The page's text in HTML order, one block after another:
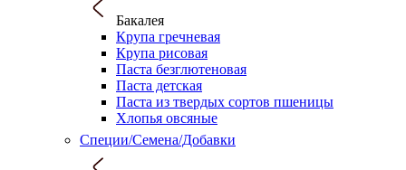
Бакалея
Крупа гречневая
Крупа рисовая
Паста безглютеновая
Паста детская
Паста из твердых сортов пшеницы
Хлопья овсяные
Специи/Семена/Добавки